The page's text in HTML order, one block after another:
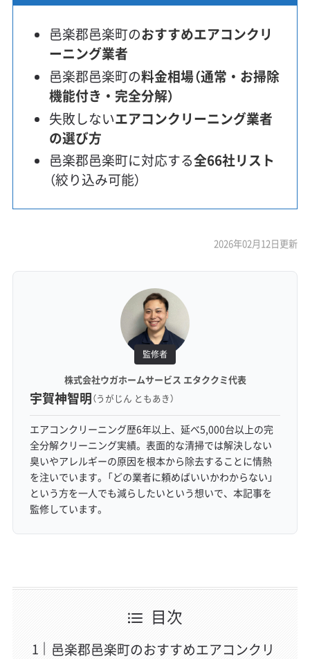
邑楽郡邑楽町のおすすめエアコンクリ
ーニング業者
邑楽郡邑楽町の料金相場（通常・お掃除
機能付き・完全分解）
失敗しないエアコンクリーニング業者
の選び方
邑楽郡邑楽町に対応する全66社リスト
（絞り込み可能）
2026年02月12日更新
監修者
株式会社ウガホームサービス エタククミ代表
宇賀神智明（うがじん ともあき）
エアコンクリーニング歴6年以上、延べ5,000台以上の完
全分解クリーニング実績。表面的な清掃では解決しない
臭いやアレルギーの原因を根本から除去することに情熱
を注いでいます。「どの業者に頼めばいいかわからない」
という方を一人でも減らしたいという想いで、本記事を
監修しています。
目次
邑楽郡邑楽町のおすすめエアコンクリ